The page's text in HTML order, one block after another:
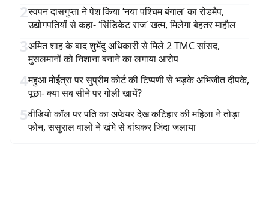
2स्वपन दासगुप्ता ने पेश किया ‘नया पश्चिम बंगाल’ का रोडमैप,
उद्योगपतियों से कहा- ‘सिंडिकेट राज’ खत्म, मिलेगा बेहतर माहौल
3अमित शाह के बाद शुभेंदु अधिकारी से मिले 2 TMC सांसद,
मुसलमानों को निशाना बनाने का लगाया आरोप
4महुआ मोईत्रा पर सुप्रीम कोर्ट की टिप्पणी से भड़के अभिजीत दीपके,
पूछा- क्या सब सीने पर गोली खायें?
5वीडियो कॉल पर पति का अफेयर देख कटिहार की महिला ने तोड़ा
फोन, ससुराल वालों ने खंभे से बांधकर जिंदा जलाया